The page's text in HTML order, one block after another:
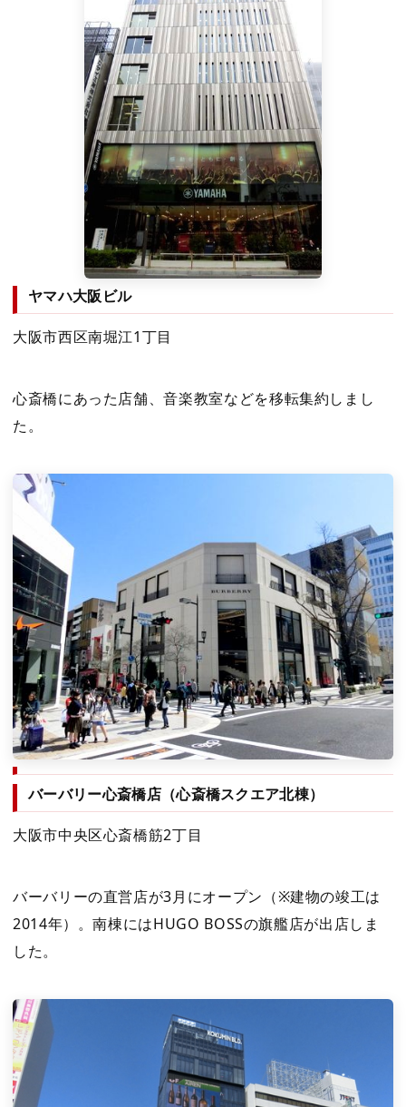
ヤマハ大阪ビル
大阪市西区南堀江1丁目
心斎橋にあった店舗、音楽教室などを移転集約しまし
た。
バーバリー心斎橋店（心斎橋スクエア北棟）
大阪市中央区心斎橋筋2丁目
バーバリーの直営店が3月にオープン（※建物の竣工は
2014年）。南棟にはHUGO BOSSの旗艦店が出店しま
した。